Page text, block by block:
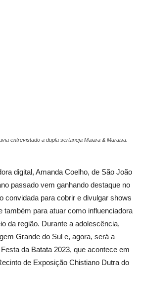
entrevistado a dupla sertaneja Maiara & Maraisa.
digital, Amanda Coelho, de São João
passado vem ganhando destaque no
convidada para cobrir e divulgar shows
também para atuar como influenciadora
da região. Durante a adolescência,
Grande do Sul e, agora, será a
da Batata 2023, que acontece em
de Exposição Chistiano Dutra do